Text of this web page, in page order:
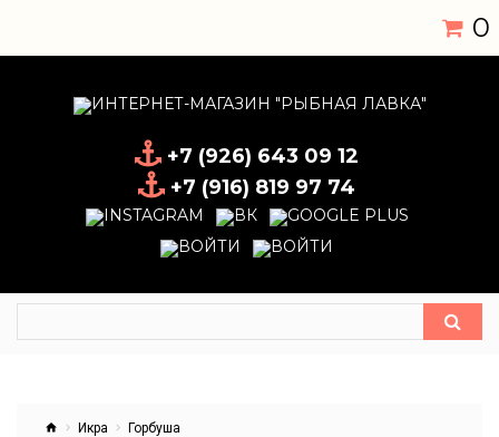
0
+7 (926) 643 09 12
+7 (916) 819 97 74
Икра Горбуша